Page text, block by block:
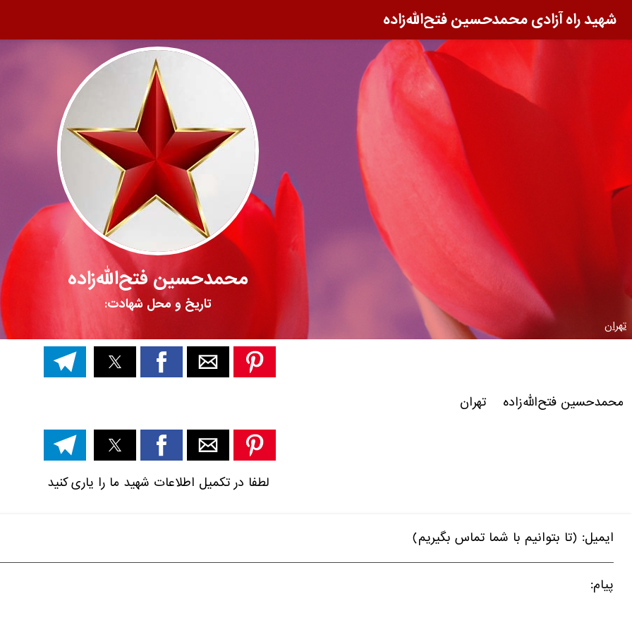
شهید راه آزادی محمد‌حسین فتح‌الله‌زاده
محمد‌حسین فتح‌الله‌زاده
تاریخ و محل شهادت:
تهران
محمد‌حسین فتح‌الله‌زاده تهران
لطفا در تکمیل اطلاعات شهید ما را یاری کنید
ایمیل: (تا بتوانیم با شما تماس بگیریم)
پیام: